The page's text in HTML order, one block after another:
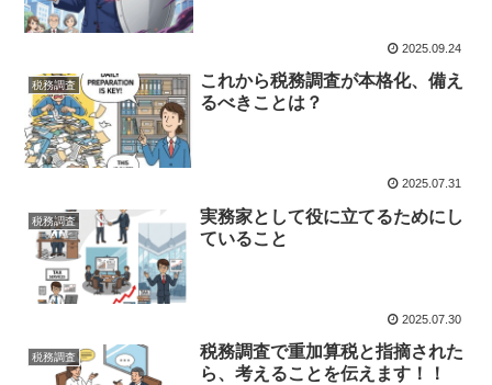
2025.09.24
税務調査
これから税務調査が本格化、備え
るべきことは？
2025.07.31
税務調査
実務家として役に立てるためにし
ていること
2025.07.30
税務調査
税務調査で重加算税と指摘された
ら、考えることを伝えます！！